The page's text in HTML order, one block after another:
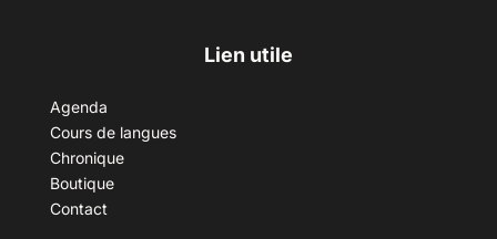
Lien utile
Agenda
Cours de langues
Chronique
Boutique
Contact